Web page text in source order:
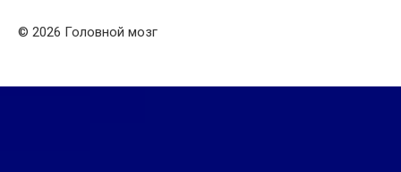
© 2026 Головной мозг